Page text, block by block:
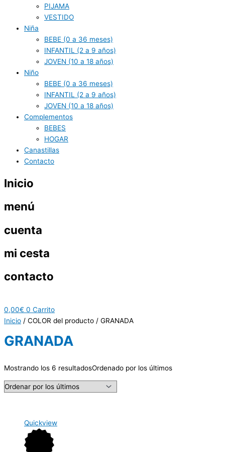
PIJAMA
VESTIDO
Niña
BEBE (0 a 36 meses)
INFANTIL (2 a 9 años)
JOVEN (10 a 18 años)
Niño
BEBE (0 a 36 meses)
INFANTIL (2 a 9 años)
JOVEN (10 a 18 años)
Complementos
BEBES
HOGAR
Canastillas
Contacto
Inicio
menú
cuenta
mi cesta
contacto
0,00€ 0 Carrito
Inicio / COLOR del producto / GRANADA
GRANADA
Mostrando los 6 resultadosOrdenado por los últimos
Quickview